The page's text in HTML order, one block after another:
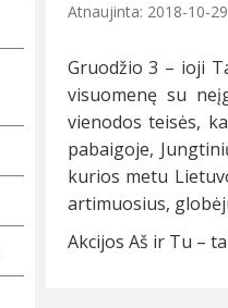
Atnaujinta: 2018-10-
Gruodžio 3 – ioji
visuomenę su
vienodos teisės,
pabaigoje,
kurios metu
artimuosius,
Akcijos Aš ir Tu –